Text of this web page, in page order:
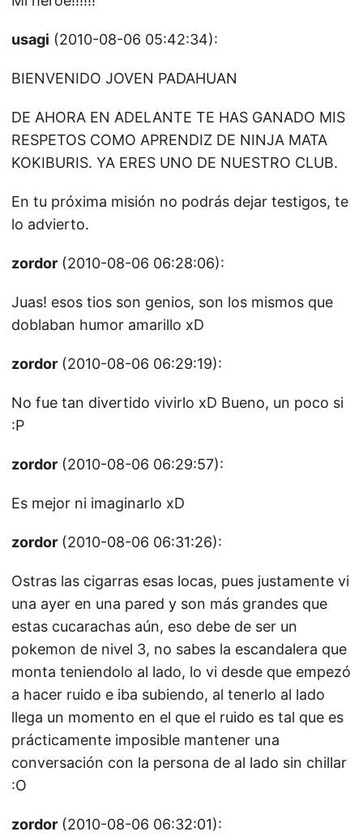
usagi (2010-08-06 05:42:34):
BIENVENIDO JOVEN PADAHUAN
DE AHORA EN ADELANTE TE HAS GANADO MIS
RESPETOS COMO APRENDIZ DE NINJA MATA
KOKIBURIS. YA ERES UNO DE NUESTRO CLUB.
En tu próxima misión no podrás dejar testigos, te
lo advierto.
zordor (2010-08-06 06:28:06):
Juas! esos tios son genios, son los mismos que
doblaban humor amarillo xD
zordor (2010-08-06 06:29:19):
No fue tan divertido vivirlo xD Bueno, un poco si
:P
zordor (2010-08-06 06:29:57):
Es mejor ni imaginarlo xD
zordor (2010-08-06 06:31:26):
Ostras las cigarras esas locas, pues justamente vi
una ayer en una pared y son más grandes que
estas cucarachas aún, eso debe de ser un
pokemon de nivel 3, no sabes la escandalera que
monta teniendolo al lado, lo vi desde que empezó
a hacer ruido e iba subiendo, al tenerlo al lado
llega un momento en el que el ruido es tal que es
prácticamente imposible mantener una
conversación con la persona de al lado sin chillar
:O
zordor (2010-08-06 06:32:01):